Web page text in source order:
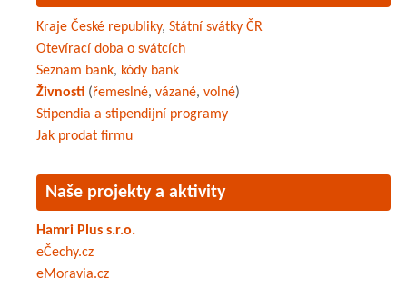
Kraje České republiky, Státní svátky ČR
Otevírací doba o svátcích
Seznam bank, kódy bank
Živnosti (řemeslné, vázané, volné)
Stipendia a stipendijní programy
Jak prodat firmu
Naše projekty a aktivity
Hamri Plus s.r.o.
eČechy.cz
eMoravia.cz